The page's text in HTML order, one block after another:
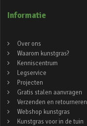
Informatie
Over ons
Waarom kunstgras?
Kenniscentrum
Legservice
Projecten
Gratis stalen aanvragen
Verzenden en retourneren
Webshop kunstgras
Kunstgras voor in de tuin